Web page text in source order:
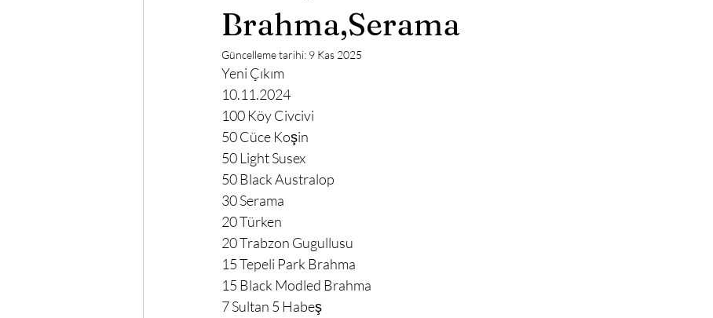
Brahma,Serama
Güncelleme tarihi: 9 Kas 2025
Yeni Çıkım
10.11.2024
100 Köy Civcivi
50 Cüce Koşin
50 Light Susex
50 Black Australop
30 Serama
20 Türken
20 Trabzon Gugullusu
15 Tepeli Park Brahma
15 Black Modled Brahma
7 Sultan 5 Habeş